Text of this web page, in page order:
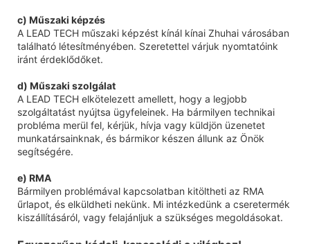
c) Műszaki képzés
A LEAD TECH műszaki képzést kínál kínai Zhuhai városában
található létesítményében. Szeretettel várjuk nyomtatóink
iránt érdeklődőket.
d) Műszaki szolgálat
A LEAD TECH elkötelezett amellett, hogy a legjobb
szolgáltatást nyújtsa ügyfeleinek. Ha bármilyen technikai
probléma merül fel, kérjük, hívja vagy küldjön üzenetet
munkatársainknak, és bármikor készen állunk az Önök
segítségére.
e) RMA
Bármilyen problémával kapcsolatban kitöltheti az RMA
űrlapot, és elküldheti nekünk. Mi intézkedünk a cseretermék
kiszállításáról, vagy felajánljuk a szükséges megoldásokat.